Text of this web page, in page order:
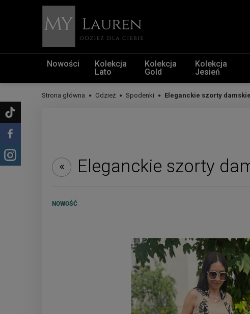
Nowości
Kolekcja
Lato
Kolekcja
Gold
Kolekcja
Jesień
Strona główna Odzież Spodenki Eleganckie szorty
Eleganckie szorty
NOWOŚĆ